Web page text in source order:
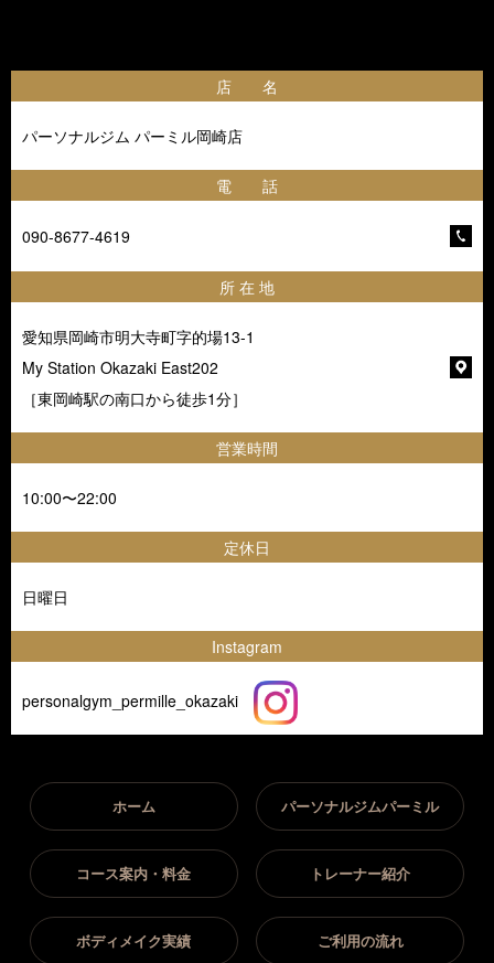
店 名
パーソナルジム パーミル岡崎店
電 話
090-8677-4619
所 在 地
愛知県岡崎市明大寺町字的場13-1
My Station Okazaki East202
［東岡崎駅の南口から徒歩1分］
営業時間
10:00〜22:00
定休日
日曜日
Instagram
personalgym_permille_okazaki
ホーム パーソナルジムパーミル
コース案内・料金 トレーナー紹介
ボディメイク実績 ご利用の流れ